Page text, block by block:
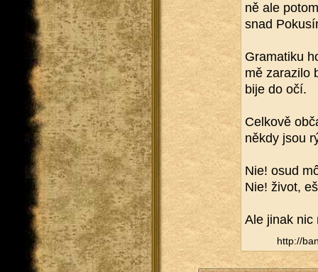
ně ale
snad
Gra­ma­ti­ku
mě za­ra­zi­lo
bije do očí.
Cel­ko­vě
někdy jsou
Nie! osud
Nie! život,
Ale jinak nic
http://​